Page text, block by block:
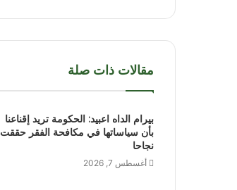
مقالات ذات صلة
بيرام الداه اعبيد: الحكومة تريد إقناعنا
بأن سياساتها في مكافحة الفقر حققت
نجاحا
أغسطس 7, 2026